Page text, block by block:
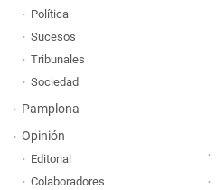
Política
Sucesos
Tribunales
Sociedad
Pamplona
Opinión
Editorial
Colaboradores